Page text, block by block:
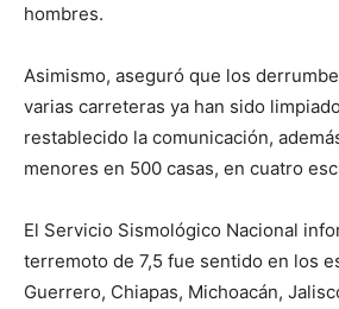
hombres.
Asimismo, aseguró que los
varias carreteras ya han sido
restablecido la comunicación,
menores en 500 casas, en cuatro
El Servicio Sismológico Nacional
terremoto de 7,5 fue sentido en los
Guerrero, Chiapas, Michoacán,